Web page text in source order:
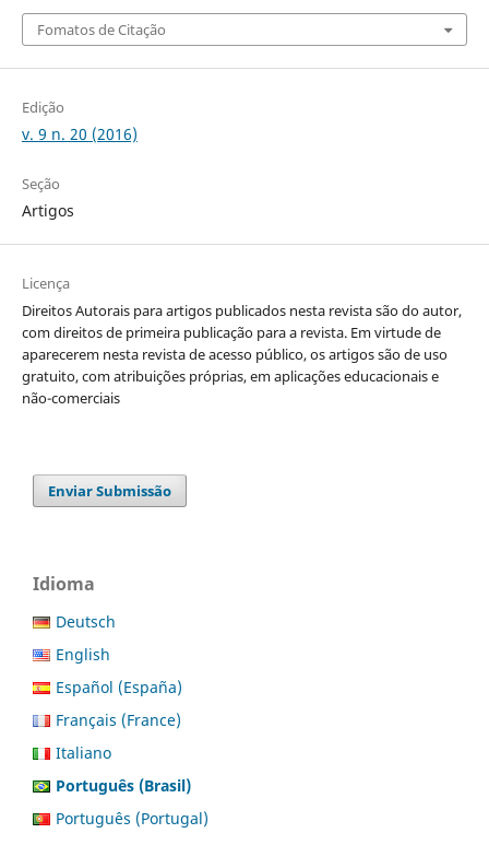
Fomatos de Citação
Edição
v. 9 n. 20 (2016)
Seção
Artigos
Licença
Direitos Autorais para artigos publicados nesta revista são do autor,
com direitos de primeira publicação para a revista. Em virtude de
aparecerem nesta revista de acesso público, os artigos são de uso
gratuito, com atribuições próprias, em aplicações educacionais e
não-comerciais
Enviar Submissão
Idioma
Deutsch
English
Español (España)
Français (France)
Italiano
Português (Brasil)
Português (Portugal)